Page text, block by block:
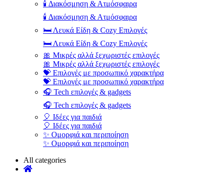
🕯️ Διακόσμηση & Ατμόσφαιρα
🕯️ Διακόσμηση & Ατμόσφαιρα
🛏️ Λευκά Είδη & Cozy Επιλογές
🛏️ Λευκά Είδη & Cozy Επιλογές
🎀 Μικρές αλλά ξεχωριστές επιλογές
🎀 Μικρές αλλά ξεχωριστές επιλογές
💝 Επιλογές με προσωπικό χαρακτήρα
💝 Επιλογές με προσωπικό χαρακτήρα
🎧 Tech επιλογές & gadgets
🎧 Tech επιλογές & gadgets
🎈 Ιδέες για παιδιά
🎈 Ιδέες για παιδιά
✨ Ομορφιά και περιποίηση
✨ Ομορφιά και περιποίηση
All categories